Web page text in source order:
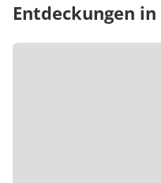
Entdeckungen